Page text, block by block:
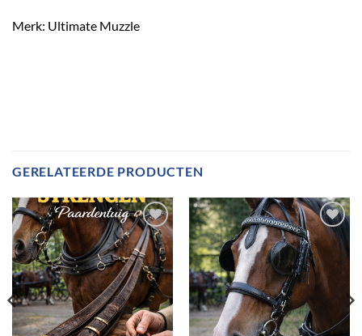
Merk: Ultimate Muzzle
GERELATEERDE PRODUCTEN
Toevoegen
aan
verlanglijst
Toevoegen
aan
verlanglijst